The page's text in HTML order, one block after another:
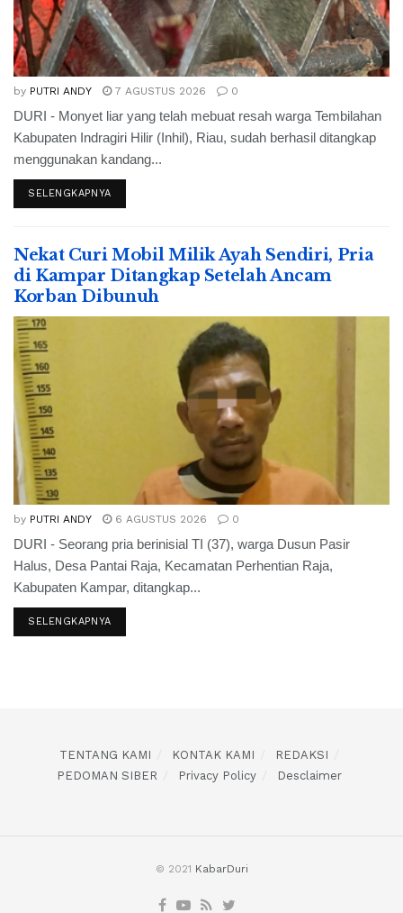
by PUTRI ANDY 7 AGUSTUS 2026 0
DURI - Monyet liar yang telah mebuat resah warga Tembilahan
Kabupaten Indragiri Hilir (Inhil), Riau, sudah berhasil ditangkap
menggunakan kandang...
SELENGKAPNYA
Nekat Curi Mobil Milik Ayah Sendiri, Pria
di Kampar Ditangkap Setelah Ancam
Korban Dibunuh
by PUTRI ANDY 6 AGUSTUS 2026 0
DURI - Seorang pria berinisial TI (37), warga Dusun Pasir
Halus, Desa Pantai Raja, Kecamatan Perhentian Raja,
Kabupaten Kampar, ditangkap...
SELENGKAPNYA
TENTANG KAMI KONTAK KAMI
REDAKSI
PEDOMAN SIBER
Privacy Policy Desclaimer
© 2021 KabarDuri